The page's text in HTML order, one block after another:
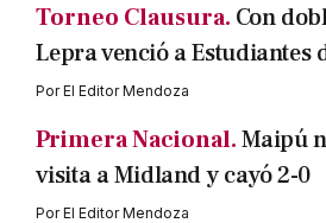
Torneo Clausura. Con
Lepra venció a Estudiantes
PorEl Editor Mendoza
Primera Nacional.Maipú
visita a Midland y cayó 2-0
PorEl Editor Mendoza